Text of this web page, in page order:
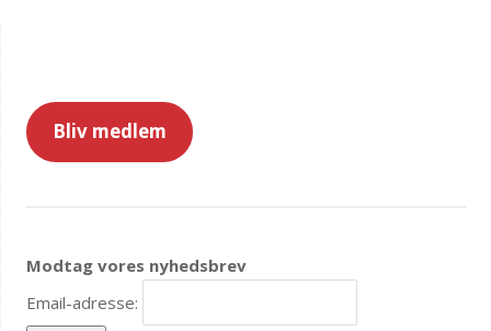
Bliv medlem
Modtag vores nyhedsbrev
Email-adresse: